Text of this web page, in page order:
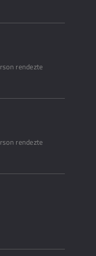
rendezte
rendezte